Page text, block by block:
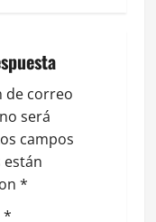
de correo
será
campos
*
*